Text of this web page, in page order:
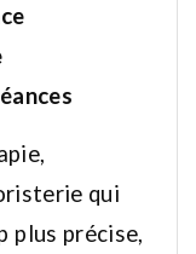
qui
plus précise,